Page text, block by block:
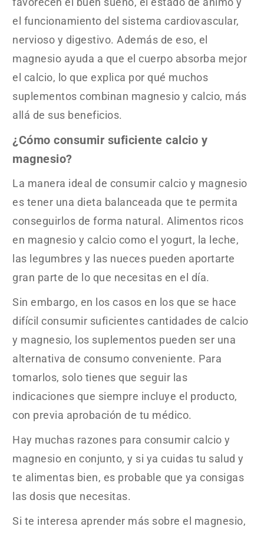
el funcionamiento del sistema cardiovascular,
nervioso y digestivo. Además de eso, el
magnesio ayuda a que el cuerpo absorba mejor
el calcio, lo que explica por qué muchos
suplementos combinan magnesio y calcio, más
allá de sus beneficios.
¿Cómo consumir suficiente calcio y
magnesio?
La manera ideal de consumir calcio y magnesio
es tener una dieta balanceada que te permita
conseguirlos de forma natural. Alimentos ricos
en magnesio y calcio como el yogurt, la leche,
las legumbres y las nueces pueden aportarte
gran parte de lo que necesitas en el día.
Sin embargo, en los casos en los que se hace
difícil consumir suficientes cantidades de calcio
y magnesio, los suplementos pueden ser una
alternativa de consumo conveniente. Para
tomarlos, solo tienes que seguir las
indicaciones que siempre incluye el producto,
con previa aprobación de tu médico.
Hay muchas razones para consumir calcio y
magnesio en conjunto, y si ya cuidas tu salud y
te alimentas bien, es probable que ya consigas
las dosis que necesitas.
Si te interesa aprender más sobre el magnesio,